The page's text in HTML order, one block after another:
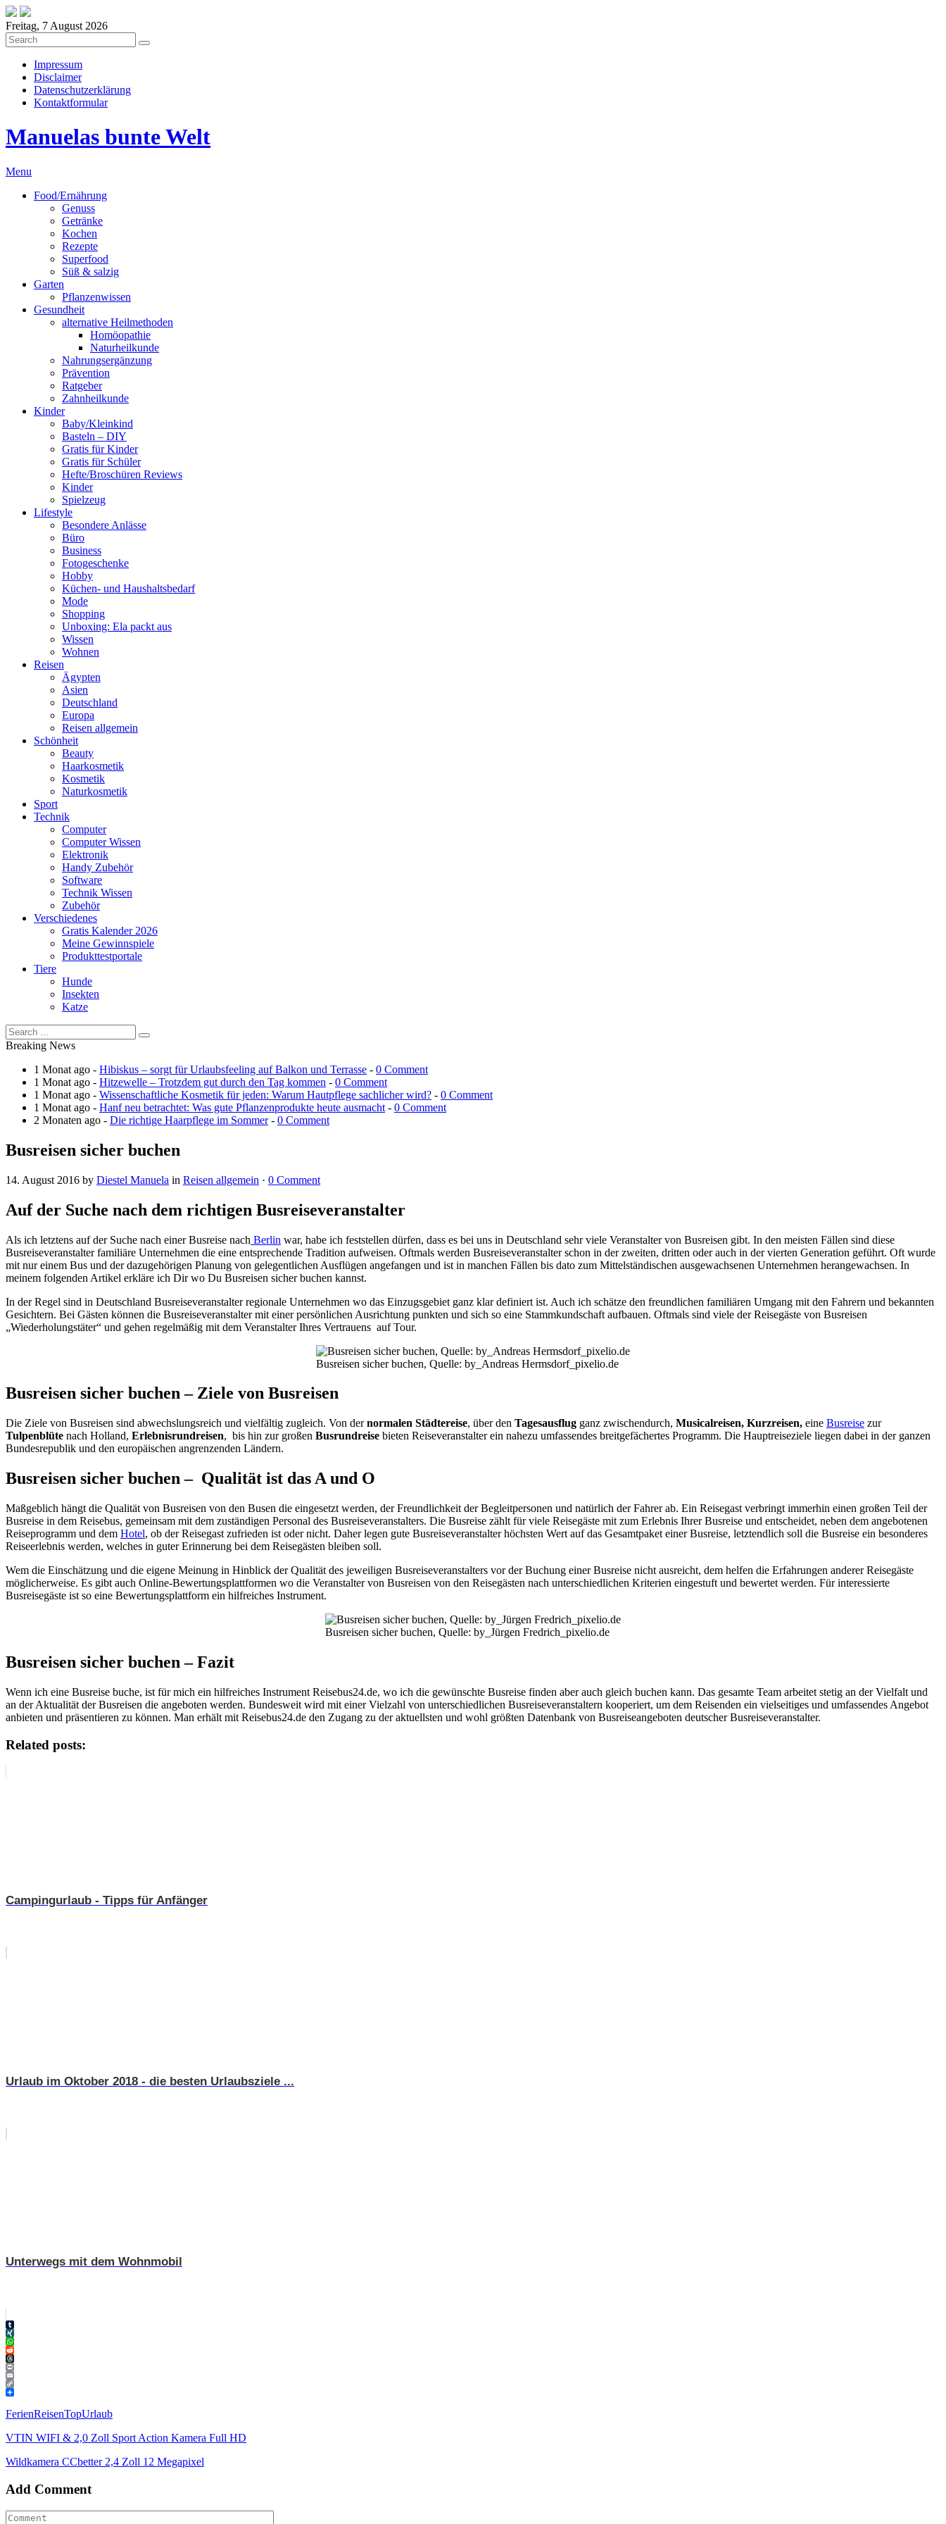
Freitag, 7 August 2026
Impressum
Disclaimer
Datenschutzerklärung
Kontaktformular
Manuelas bunte Welt
Menu
Food/Ernährung
Genuss
Getränke
Kochen
Rezepte
Superfood
Süß & salzig
Garten
Pflanzenwissen
Gesundheit
alternative Heilmethoden
Homöopathie
Naturheilkunde
Nahrungsergänzung
Prävention
Ratgeber
Zahnheilkunde
Kinder
Baby/Kleinkind
Basteln – DIY
Gratis für Kinder
Gratis für Schüler
Hefte/Broschüren Reviews
Kinder
Spielzeug
Lifestyle
Besondere Anlässe
Büro
Business
Fotogeschenke
Hobby
Küchen- und Haushaltsbedarf
Mode
Shopping
Unboxing: Ela packt aus
Wissen
Wohnen
Reisen
Ägypten
Asien
Deutschland
Europa
Reisen allgemein
Schönheit
Beauty
Haarkosmetik
Kosmetik
Naturkosmetik
Sport
Technik
Computer
Computer Wissen
Elektronik
Handy Zubehör
Software
Technik Wissen
Zubehör
Verschiedenes
Gratis Kalender 2026
Meine Gewinnspiele
Produkttestportale
Tiere
Hunde
Insekten
Katze
Breaking News
1 Monat ago - Hibiskus – sorgt für Urlaubsfeeling auf Balkon und Terrasse - 0 Comment
1 Monat ago - Hitzewelle – Trotzdem gut durch den Tag kommen - 0 Comment
1 Monat ago - Wissenschaftliche Kosmetik für jeden: Warum Hautpflege sachlicher wird? - 0 Comment
1 Monat ago - Hanf neu betrachtet: Was gute Pflanzenprodukte heute ausmacht - 0 Comment
2 Monaten ago - Die richtige Haarpflege im Sommer- 0 Comment
Busreisen sicher buchen
14. August 2016 by Diestel Manuela in Reisen allgemein · 0 Comment
Auf der Suche nach dem richtigen Busreiseveranstalter
Als ich letztens auf der Suche nach einer Busreise nach Berlin war, habe ich feststellen dürfen, dass es bei uns in Deutschland sehr viele Veranstalter von Busreisen gibt. In den meisten Fällen sind diese
Busreiseveranstalter familiäre Unternehmen die eine entsprechende Tradition aufweisen. Oftmals werden Busreiseveranstalter schon in der zweiten, dritten oder auch in der vierten Generation geführt. Oft wurde
mit nur einem Bus und der dazugehörigen Planung von gelegentlichen Ausflügen angefangen und ist in manchen Fällen bis dato zum Mittelständischen ausgewachsenen Unternehmen herangewachsen. In
meinem folgenden Artikel erkläre ich Dir wo Du Busreisen sicher buchen kannst.
In der Regel sind in Deutschland Busreiseveranstalter regionale Unternehmen wo das Einzugsgebiet ganz klar definiert ist. Auch ich schätze den freundlichen familiären Umgang mit den Fahrern und bekannten
Gesichtern. Bei Gästen können die Busreiseveranstalter mit einer persönlichen Ausrichtung punkten und sich so eine Stammkundschaft aufbauen. Oftmals sind viele der Reisegäste von Busreisen
„Wiederholungstäter“ und gehen regelmäßig mit dem Veranstalter Ihres Vertrauens auf Tour.
Busreisen sicher buchen, Quelle: by_Andreas Hermsdorf_pixelio.de
Busreisen sicher buchen – Ziele von Busreisen
Die Ziele von Busreisen sind abwechslungsreich und vielfältig zugleich. Von dernormalen Städtereise, über den Tagesausflug ganz zwischendurch, Musicalreisen, Kurzreisen, eine Busreise zur
Tulpenblüte nach Holland, Erlebnisrundreisen, bis hin zur großen Busrundreise bieten Reiseveranstalter ein nahezu umfassendes breitgefächertes Programm. Die Hauptreiseziele liegen dabei in der ganzen
Bundesrepublik und den europäischen angrenzenden Ländern.
Busreisen sicher buchen – Qualität ist das A und O
Maßgeblich hängt die Qualität von Busreisen von den Busen die eingesetzt werden, der Freundlichkeit der Begleitpersonen und natürlich der Fahrer ab. Ein Reisegast verbringt immerhin einen großen Teil der
Busreise in dem Reisebus, gemeinsam mit dem zuständigen Personal des Busreiseveranstalters. Die Busreise zählt für viele Reisegäste mit zum Erlebnis Ihrer Busreise und entscheidet, neben dem angebotenen
Reiseprogramm und dem Hotel, ob der Reisegast zufrieden ist oder nicht. Daher legen gute Busreiseveranstalter höchsten Wert auf das Gesamtpaket einer Busreise, letztendlich soll die Busreise ein besonderes
Reiseerlebnis werden, welches in guter Erinnerung bei dem Reisegästen bleiben soll.
Wem die Einschätzung und die eigene Meinung in Hinblick der Qualität des jeweiligen Busreiseveranstalters vor der Buchung einer Busreise nicht ausreicht, dem helfen die Erfahrungen anderer Reisegäste
möglicherweise. Es gibt auch Online-Bewertungsplattformen wo die Veranstalter von Busreisen von den Reisegästen nach unterschiedlichen Kriterien eingestuft und bewertet werden. Für interessierte
Busreisegäste ist so eine Bewertungsplattform ein hilfreiches Instrument.
Busreisen sicher buchen, Quelle: by_Jürgen Fredrich_pixelio.de
Busreisen sicher buchen – Fazit
Wenn ich eine Busreise buche, ist für mich ein hilfreiches Instrument Reisebus24.de, wo ich die gewünschte Busreise finden aber auch gleich buchen kann. Das gesamte Team arbeitet stetig an der Vielfalt und
an der Aktualität der Busreisen die angeboten werden. Bundesweit wird mit einer Vielzahl von unterschiedlichen Busreiseveranstaltern kooperiert, um dem Reisenden ein vielseitiges und umfassendes Angebot
anbieten und präsentieren zu können. Man erhält mit Reisebus24.de den Zugang zu der aktuellsten und wohl größten Datenbank von Busreiseangeboten deutscher Busreiseveranstalter.
Related posts:
Campingurlaub - Tipps für Anfänger
Urlaub im Oktober 2018 - die besten Urlaubsziele ...
Unterwegs mit dem Wohnmobil
Tumblr
XING
WhatsApp
Reddit
Threads
Print
Email
Copy
Link
Teilen
FerienReisenTopUrlaub
VTIN WIFI & 2,0 Zoll Sport Action Kamera Full HD
Wildkamera CCbetter 2,4 Zoll 12 Megapixel
Add Comment